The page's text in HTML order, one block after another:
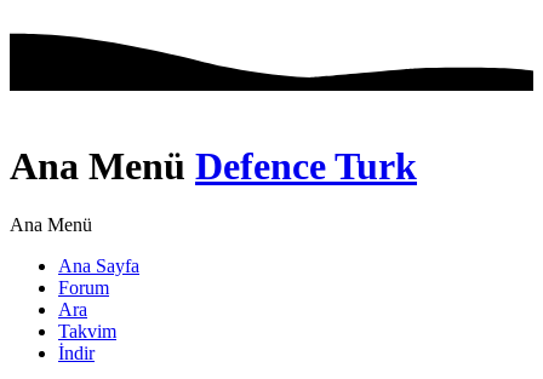
Ana Menü Defence Turk
Ana Menü
Ana Sayfa
Forum
Ara
Takvim
İndir